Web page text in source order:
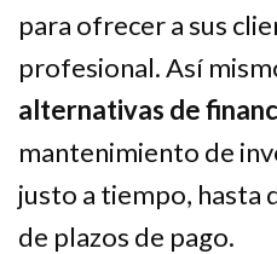
para ofrecer a sus
profesional. Así
alternativas de
mantenimiento de
justo a tiempo, hasta
de plazos de pago.